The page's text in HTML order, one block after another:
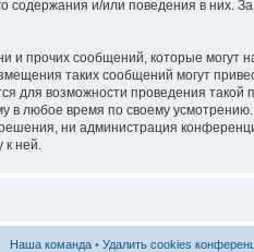
содержания и/или поведения в них.
и прочих сообщений, которые могут
таких сообщений могут
для возможности проведения такой
время по своему усмотрению.
ни администрация
ней.
Наша команда • Удалить cookies